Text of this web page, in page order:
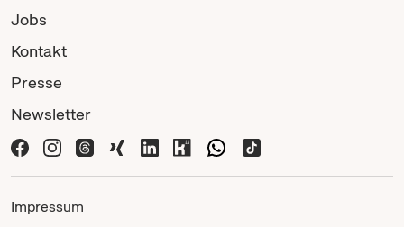
Jobs
Kontakt
Presse
Newsletter
Impressum